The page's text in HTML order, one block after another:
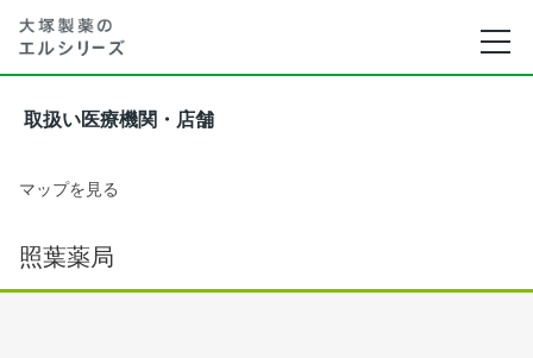
取扱い医療機関・店舗
マップを見る
照葉薬局